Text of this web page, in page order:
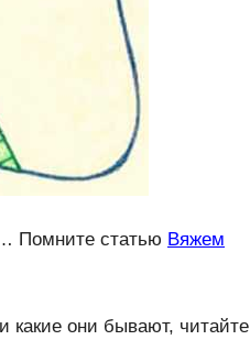
Помните статью Вяжем
какие они бывают, читайте